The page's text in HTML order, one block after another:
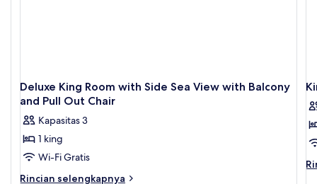
Deluxe King Room with Side Sea View with Balcony
and Pull Out Chair
Kapasitas 3
1 king
Wi-Fi Gratis
Rincian selengkapnya
Rincian